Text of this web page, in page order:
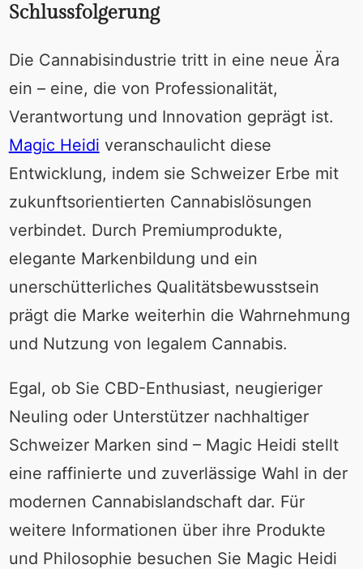
Schlussfolgerung
Die Cannabisindustrie tritt in eine neue Ära
ein – eine, die von Professionalität,
Verantwortung und Innovation geprägt ist.
Magic Heidi veranschaulicht diese
Entwicklung, indem sie Schweizer Erbe mit
zukunftsorientierten Cannabislösungen
verbindet. Durch Premiumprodukte,
elegante Markenbildung und ein
unerschütterliches Qualitätsbewusstsein
prägt die Marke weiterhin die Wahrnehmung
und Nutzung von legalem Cannabis.
Egal, ob Sie CBD-Enthusiast, neugieriger
Neuling oder Unterstützer nachhaltiger
Schweizer Marken sind – Magic Heidi stellt
eine raffinierte und zuverlässige Wahl in der
modernen Cannabislandschaft dar. Für
weitere Informationen über ihre Produkte
und Philosophie besuchen Sie Magic Heidi